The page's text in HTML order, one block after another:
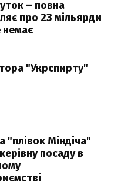
– повна
про 23 мільярди
немає
"Укрспирту"
"плівок Міндіча"
посаду в